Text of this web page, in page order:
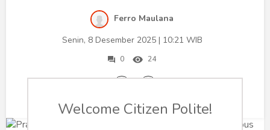
Tekno
Ferro Maulana
Senin, 8 Desember 2025 | 10:21 WIB
0 24
Welcome Citizen Polite!